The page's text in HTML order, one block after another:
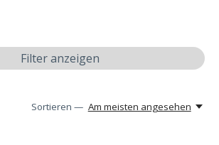
Filter anzeigen
Sortieren — Am meisten angesehen